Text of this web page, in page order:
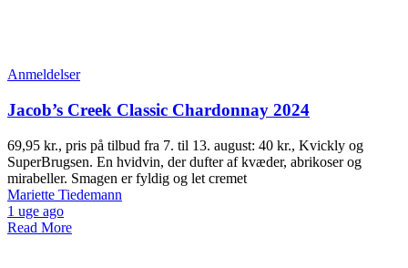
Anmeldelser
Jacob’s Creek Classic Chardonnay 2024
69,95 kr., pris på tilbud fra 7. til 13. august: 40 kr., Kvickly og
SuperBrugsen. En hvidvin, der dufter af kvæder, abrikoser og
mirabeller. Smagen er fyldig og let cremet
Mariette Tiedemann
1 uge ago
Read More